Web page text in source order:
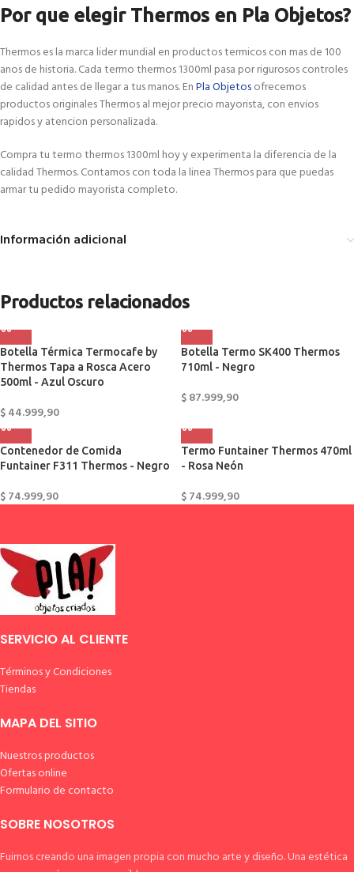
Por que elegir Thermos en Pla Objetos?
Thermos es la marca lider mundial en productos termicos con mas de 100
anos de historia. Cada termo thermos 1300ml pasa por rigurosos controles
de calidad antes de llegar a tus manos. EnPla Objetosofrecemos
productos originales Thermos al mejor precio mayorista, con envios
rapidos y atencion personalizada.
Compra tu termo thermos 1300ml hoy y experimenta la diferencia de la
calidad Thermos. Contamos con toda la linea Thermos para que puedas
armar tu pedido mayorista completo.
Información adicional
Productos relacionados
Botella Térmica Termocafe by
Thermos Tapa a Rosca Acero
500ml - Azul Oscuro
$44.999,90
Botella Termo SK400 Thermos
710ml - Negro
$87.999,90
Contenedor de Comida
Funtainer F311 Thermos - Negro
$74.999,90
Termo Funtainer Thermos 470ml
- Rosa Neón
$74.999,90
SERVICIO AL CLIENTE
Términos y Condiciones
Tiendas
MAPA DEL SITIO
Nuestros productos
Ofertas online
Formulario de contacto
SOBRE NOSOTROS
Fuimos creando una imagen propia con mucho arte y diseño. Una estética